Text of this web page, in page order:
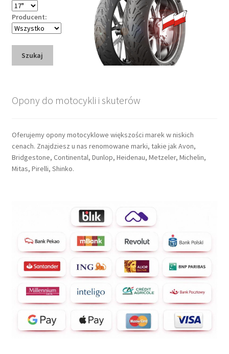
Producent:
Szukaj
Opony do motocykli i skuterów
Oferujemy opony motocyklowe większości marek w niskich
cenach. Znajdziesz u nas renomowane marki, takie jak Avon,
Bridgestone, Continental, Dunlop, Heidenau, Metzeler, Michelin,
Mitas, Pirelli, Shinko.